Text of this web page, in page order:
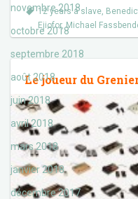
novembre 2018
octobre 2018
septembre 2018
août 2018
juin 2018
avril 2018
mars 2018
janvier 2018
décembre 2017
12 years a slave,
Ejiofor,Michael
Le joueur du